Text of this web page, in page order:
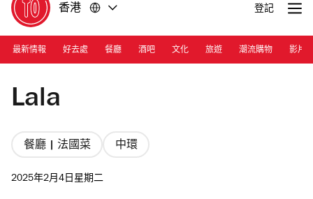
香港 登記
最新情報 好去處 餐廳 酒吧 文化 旅遊 潮流購物 影片
Photograph: Courtesy Lala
Lala
餐廳 | 法國菜 中環
2025年2月4日星期二